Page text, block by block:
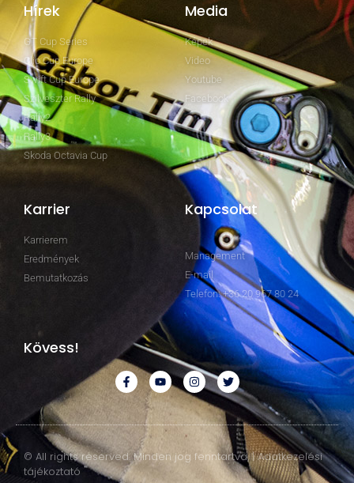
Hírek
GT Cup Series
Clio Cup Europe
Swift Cup Europe
Szilveszter Rally
Rally2
Rally3
Skoda Octavia Cup
Media
Képek
Video
Youtube
Facebook
Karrier
Karrierem
Eredmények
Bemutatkozás
Kapcsolat
Management
E-mail
Telefon: +36 20 967 80 24
Kövess!
© All rights reserved. Minden jog fenntartva. | Adatkezelési
tájékoztató